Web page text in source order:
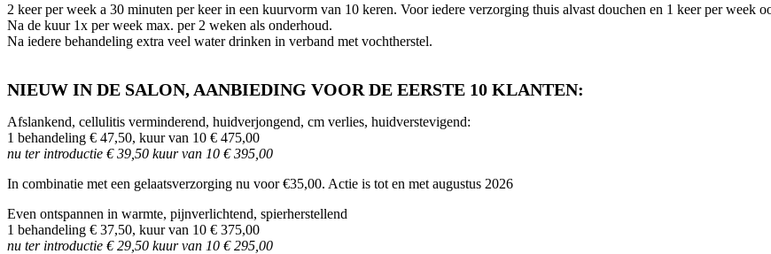
2 keer per week a 30 minuten per keer in een kuurvorm van 10 keren. Voor iedere verzorging thuis alvast douchen en 1 keer per week
Na de kuur 1x per week max. per 2 weken als onderhoud.
Na iedere behandeling extra veel water drinken in verband met vochtherstel.
NIEUW IN DE SALON, AANBIEDING VOOR DE EERSTE 10 KLANTEN:
Afslankend, cellulitis verminderend, huidverjongend, cm verlies, huidverstevigend:
1 behandeling € 47,50, kuur van 10 € 475,00
nu ter introductie € 39,50 kuur van 10 € 395,00
In combinatie met een gelaatsverzorging nu voor €35,00. Actie is tot en met augustus 2026
Even ontspannen in warmte, pijnverlichtend, spierherstellend
1 behandeling € 37,50, kuur van 10 € 375,00
nu ter introductie € 29,50 kuur van 10 € 295,00